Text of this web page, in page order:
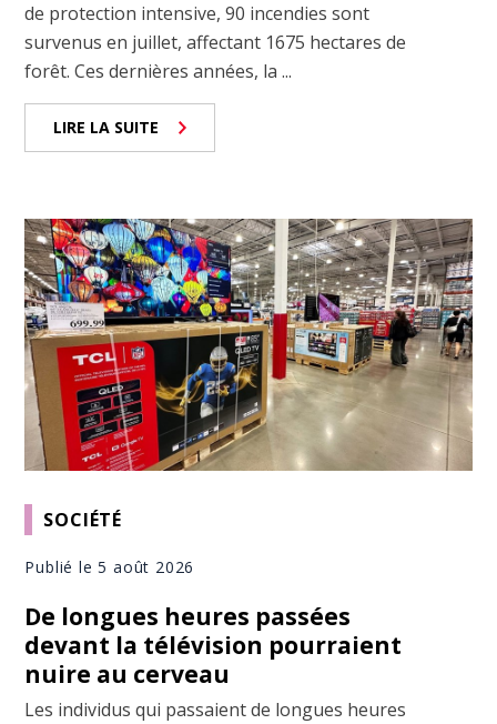
de protection intensive, 90 incendies sont
survenus en juillet, affectant 1675 hectares de
forêt. Ces dernières années, la ...
LIRE LA SUITE
SOCIÉTÉ
Publié le 5 août 2026
De longues heures passées
devant la télévision pourraient
nuire au cerveau
Les individus qui passaient de longues heures